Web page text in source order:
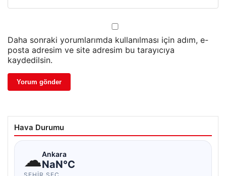
Daha sonraki yorumlarımda kullanılması için adım, e-
posta adresim ve site adresim bu tarayıcıya
kaydedilsin.
Hava Durumu
☁Ankara
NaN°C